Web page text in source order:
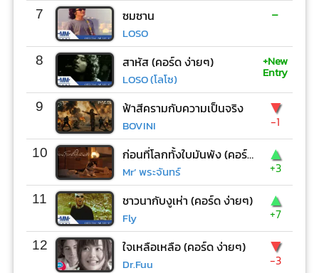
7 ซมซาน
LOSO
-
8 สาหัส (คอร์ด ง่ายๆ)
LOSO (โลโซ)
+New
Entry
9 ฟ้าสีครามกับความเป็นจริง
BOVINI
▼
-1
10 ก่อนที่โลกทั้งใบมันพัง (คอร์ด ง่ายๆ)
Mr’ พระจันทร์
▲
+3
11 ชาวนากับงูเห่า (คอร์ด ง่ายๆ)
Fly
▲
+7
12 ใจเหลือเหลือ (คอร์ด ง่ายๆ)
Dr.Fuu
▼
-3